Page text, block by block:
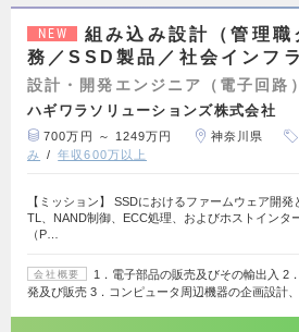
NEW
組み込み設計（管理職
務／SSD製品／社会インフ
設計・開発エンジニア（電子回路）
ハギワラソリューションズ株式会社
700万円 ～ 1249万円 神奈川県
み
年収600万以上
【ミッション】 SSDにおけるファームウェア開発
TL、NAND制御、ECC処理、およびホストインタ
（P…
会社概要
1．電子部品の販売及びその輸出入 2
発及び販売 3．コンピュータ周辺機器の企画設計